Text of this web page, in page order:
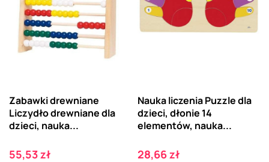
Zabawki drewniane
Liczydło drewniane dla
dzieci, nauka...
Cena
55,53 zł
Nauka liczenia Puzzle dla
dzieci, dłonie 14
elementów, nauka...
Cena
28,66 zł